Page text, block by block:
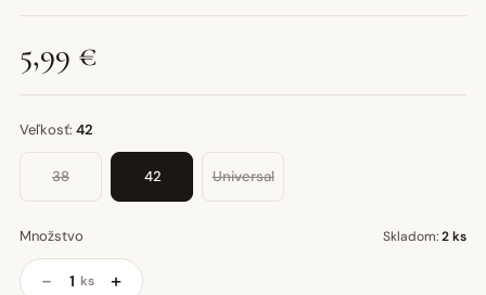
5,99 €
Veľkosť: 42
38 42 Universal
Množstvo Skladom:2 ks
− ks +